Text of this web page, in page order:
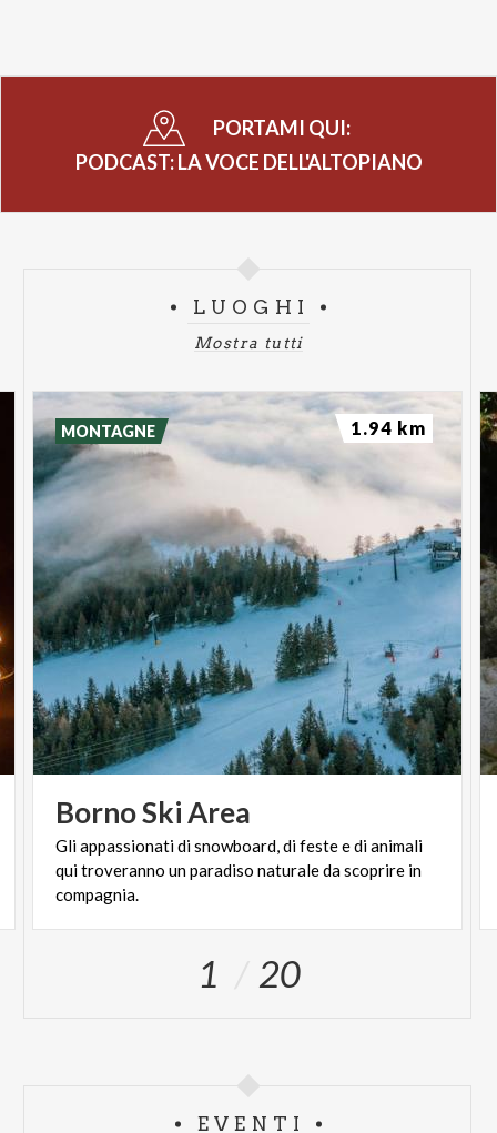
PORTAMI QUI:
PODCAST: LA VOCE DELL'ALTOPIANO
LUOGHI
Mostra tutti
BornoSkiArea
Gli appassionati di snowboard, di feste e di animali
qui troveranno un paradiso naturale da scoprire in
compagnia.
MONTAGNE 1.94 km
1 20
EVENTI